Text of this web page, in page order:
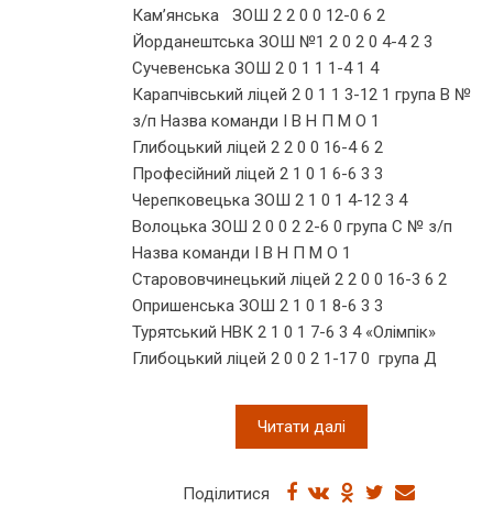
Кам’янська ЗОШ 2 2 0 0 12-0 6 2
Йорданештська ЗОШ №1 2 0 2 0 4-4 2 3
Сучевенська ЗОШ 2 0 1 1 1-4 1 4
Карапчівський ліцей 2 0 1 1 3-12 1 група В №
з/п Назва команди І В Н П М О 1
Глибоцький ліцей 2 2 0 0 16-4 6 2
Професійний ліцей 2 1 0 1 6-6 3 3
Черепковецька ЗОШ 2 1 0 1 4-12 3 4
Волоцька ЗОШ 2 0 0 2 2-6 0 група С № з/п
Назва команди І В Н П М О 1
Старововчинецький ліцей 2 2 0 0 16-3 6 2
Опришенська ЗОШ 2 1 0 1 8-6 3 3
Турятський НВК 2 1 0 1 7-6 3 4 «Олімпік»
Глибоцький ліцей 2 0 0 2 1-17 0 група Д
Читати далі
Поділитися